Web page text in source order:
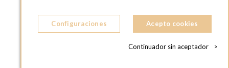
OPTIONS MADRID SHOWROOM
28004 MADRID
Configuraciones Acepto cookies
Continuador sin aceptador >